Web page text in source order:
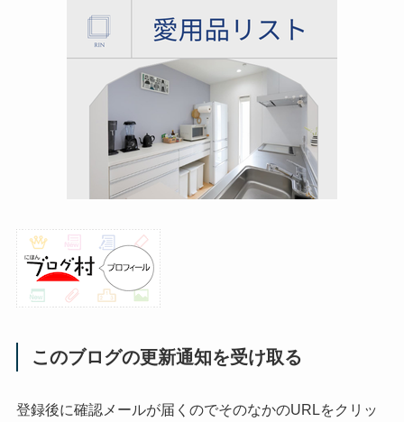
このブログの更新通知を受け取る
登録後に確認メールが届くのでそのなかのURLをクリッ